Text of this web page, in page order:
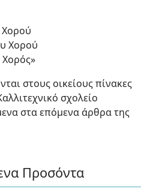
Χορού
Χορού
Χορός»
στους οικείους πίνακες
σχολείο
στα επόμενα άρθρα της
Προσόντα